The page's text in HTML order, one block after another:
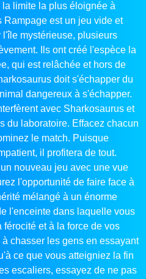
limite la plus éloignée à
est un jeu vide et
mystérieuse, plusieurs
Ils ont créé l'espèce la
qui est relâchée et hors de
doit s'échapper du
dangereux à s'échapper.
avec Sharkosaurus et
du laboratoire. Effacez chacun
le match. Puisque
il profitera de tout.
nouveau jeu avec une vue
l'opportunité de faire face à
mélangé à un énorme
l'enceinte dans laquelle vous
et à la force de vos
chasser les gens en essayant
ce que vous atteigniez la fin
escaliers, essayez de ne pas